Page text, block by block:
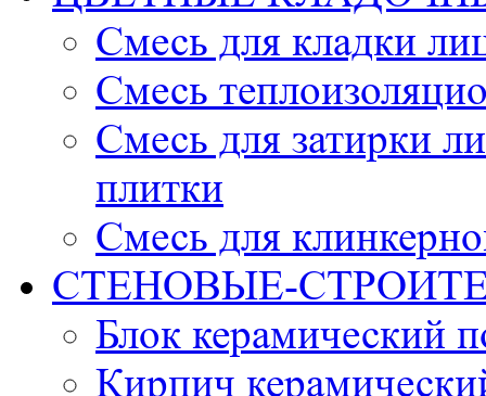
Смесь для кладки
Смесь
Смесь для затирки
плитки
Смесь для
СТЕНОВЫЕ-
Блок керамический
Кирпич